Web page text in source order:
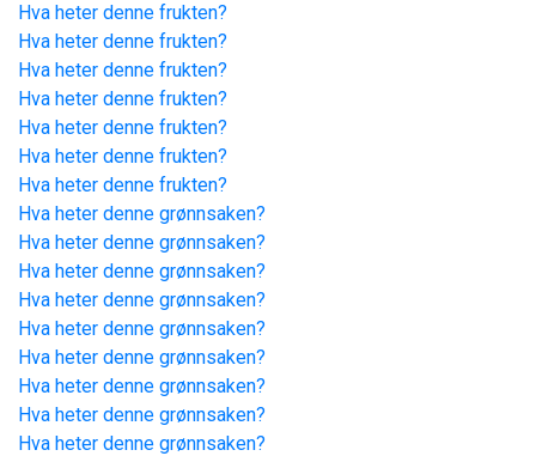
Hva heter denne frukten?
Hva heter denne frukten?
Hva heter denne frukten?
Hva heter denne frukten?
Hva heter denne frukten?
Hva heter denne frukten?
Hva heter denne frukten?
Hva heter denne grønnsaken?
Hva heter denne grønnsaken?
Hva heter denne grønnsaken?
Hva heter denne grønnsaken?
Hva heter denne grønnsaken?
Hva heter denne grønnsaken?
Hva heter denne grønnsaken?
Hva heter denne grønnsaken?
Hva heter denne grønnsaken?